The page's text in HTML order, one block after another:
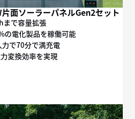
面ソーラーパネルGen2セット
まで容量拡張
の電化製品を稼働可能
力で70分で満充電
変換効率を実現